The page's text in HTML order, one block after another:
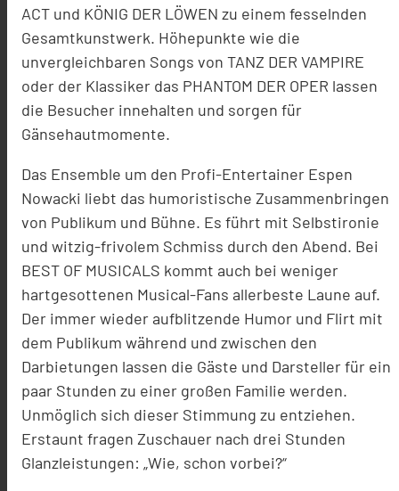
ACT und KÖNIG DER LÖWEN zu einem fesselnden
Gesamtkunstwerk. Höhepunkte wie die
unvergleichbaren Songs von TANZ DER VAMPIRE
oder der Klassiker das PHANTOM DER OPER lassen
die Besucher innehalten und sorgen für
Gänsehautmomente.
Das Ensemble um den Profi-Entertainer Espen
Nowacki liebt das humoristische Zusammenbringen
von Publikum und Bühne. Es führt mit Selbstironie
und witzig-frivolem Schmiss durch den Abend. Bei
BEST OF MUSICALS kommt auch bei weniger
hartgesottenen Musical-Fans allerbeste Laune auf.
Der immer wieder aufblitzende Humor und Flirt mit
dem Publikum während und zwischen den
Darbietungen lassen die Gäste und Darsteller für ein
paar Stunden zu einer großen Familie werden.
Unmöglich sich dieser Stimmung zu entziehen.
Erstaunt fragen Zuschauer nach drei Stunden
Glanzleistungen: „Wie, schon vorbei?“